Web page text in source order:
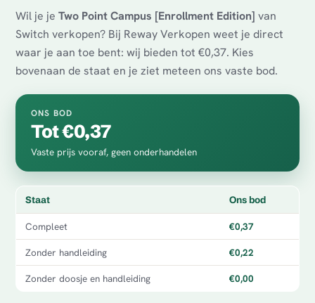
Wil je je Two Point Campus [Enrollment Edition] van
Switch verkopen? Bij Reway Verkopen weet je direct
waar je aan toe bent: wij bieden tot €0,37. Kies
bovenaan de staat en je ziet meteen ons vaste bod.
ONS BOD
Tot €0,37
Vaste prijs vooraf, geen onderhandelen
Staat Ons bod
Compleet €0,37
Zonder handleiding €0,22
Zonder doosje en handleiding €0,00